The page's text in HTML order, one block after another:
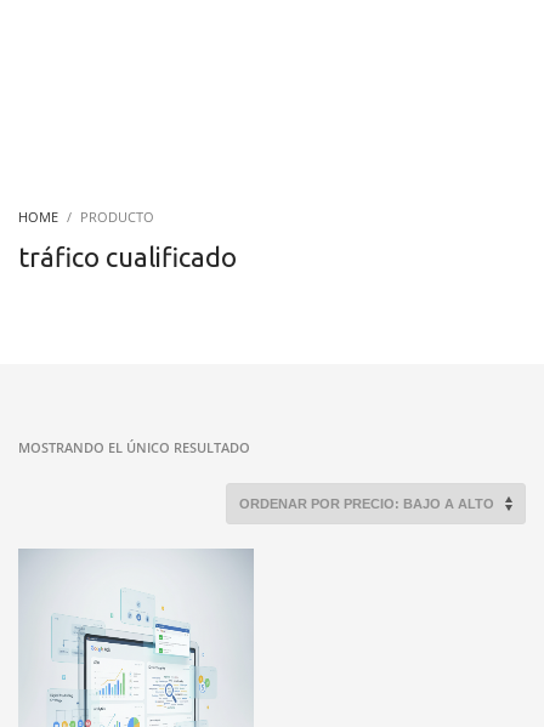
HOME PRODUCTO
tráfico cualificado
MOSTRANDO EL ÚNICO RESULTADO